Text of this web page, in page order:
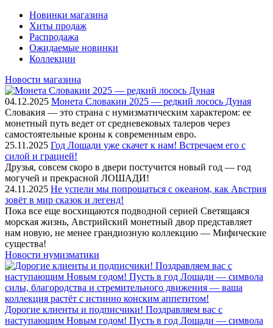
Новинки магазина
Хиты продаж
Распродажа
Ожидаемые новинки
Коллекции
Новости магазина
04.12.2025 Монета Словакии 2025 — редкий лосось Дуная
Словакия — это страна с нумизматическим характером: ее
монетный путь ведет от средневековых талеров через
самостоятельные кроны к современным евро.
25.11.2025 Год Лошади уже скачет к нам! Встречаем его с
силой и грацией!
Друзья, совсем скоро в двери постучится новый год — год
могучей и прекрасной ЛОШАДИ!
24.11.2025 Не успели мы попрощаться с океаном, как Австрия
зовёт в мир сказок и легенд!
Пока все еще восхищаются подводной серией Светящаяся
морская жизнь, Австрийский монетный двор представляет
нам новую, не менее грандиозную коллекцию — Мифические
существа!
Новости нумизматики
Дорогие клиенты и подписчики! Поздравляем вас с
наступающим Новым годом! Пусть в год Лошади — символа